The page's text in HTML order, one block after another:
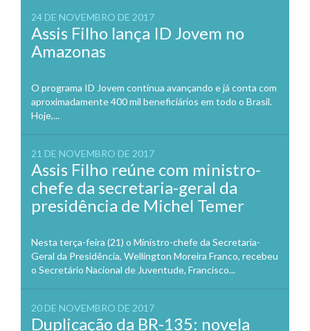
24 DE NOVEMBRO DE 2017
Assis Filho lança ID Jovem no
Amazonas
O programa ID Jovem continua avançando e já conta com
aproximadamente 400 mil beneficiários em todo o Brasil.
Hoje,...
21 DE NOVEMBRO DE 2017
Assis Filho reúne com ministro-
chefe da secretaria-geral da
presidência de Michel Temer
Nesta terça-feira (21) o Ministro-chefe da Secretaria-
Geral da Presidência, Wellington Moreira Franco, recebeu
o Secretário Nacional de Juventude, Francisco...
20 DE NOVEMBRO DE 2017
Duplicação da BR-135: novela